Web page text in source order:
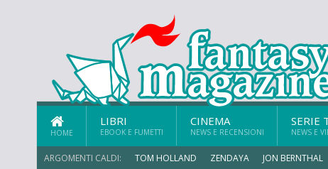
HOME
LIBRI
EBOOK E FUMETTI
CINEMA
NEWS E RECENSIONI
SERIE
NEWS E
ARGOMENTI CALDI: TOM HOLLAND ZENDAYA JON BERNTHAL